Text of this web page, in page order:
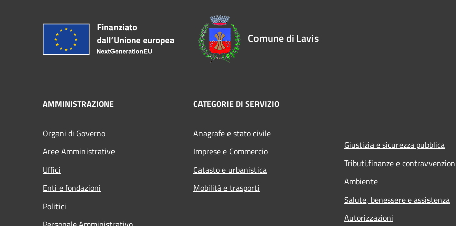
Comune di Lavis
AMMINISTRAZIONE
Organi di Governo
Aree Amministrative
Uffici
Enti e fondazioni
Politici
CATEGORIE DI SERVIZIO
Anagrafe e stato civile
Imprese e Commercio
Catasto e urbanistica
Mobilità e trasporti
Giustizia e sicurezza pubblica
Tributi,finanze e
Ambiente
Salute, benessere e assistenza
Autorizzazioni